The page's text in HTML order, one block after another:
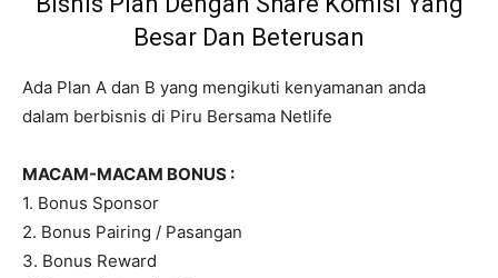
Besar Dan Beterusan
Ada Plan A dan B yang mengikuti kenyamanan anda
dalam berbisnis di Piru Bersama Netlife
MACAM-MACAM BONUS :
1. Bonus Sponsor
2. Bonus Pairing / Pasangan
3. Bonus Reward